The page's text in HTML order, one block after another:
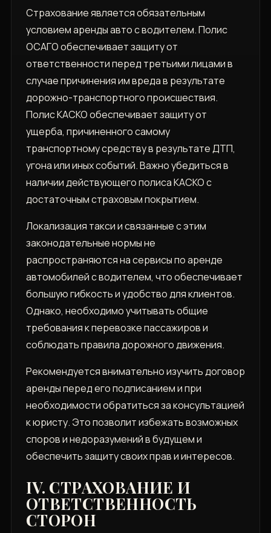
Страхование является обязательным
условием аренды авто с водителем. Полис
ОСАГО обеспечивает защиту от
ответственности перед третьими лицами в
случае причинения им вреда в результате
дорожно-транспортного происшествия.
Полис КАСКО обеспечивает защиту от
ущерба, причиненного самому
транспортному средству в результате ДТП,
угона или иных событий. Важно убедиться в
наличии действующего полиса КАСКО с
достаточным страховым покрытием.
Локализация такси и связанные с этим
законодательные нормы не
распространяются на сервисы по аренде
автомобилей с водителем, что обеспечивает
большую гибкость и удобство для клиентов.
Однако, необходимо учитывать общие
требования к перевозке пассажиров и
соблюдать правила дорожного движения.
Рекомендуется внимательно изучить договор
аренды перед его подписанием и при
необходимости обратиться за консультацией
к юристу. Это позволит избежать возможных
споров и недоразумений в будущем и
обеспечить защиту своих прав и интересов.
IV. СТРАХОВАНИЕ И
ОТВЕТСТВЕННОСТЬ
СТОРОН